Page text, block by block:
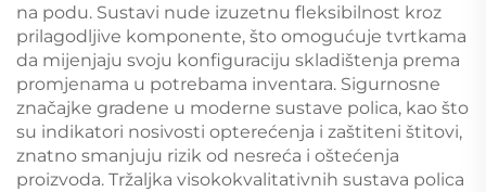
na podu. Sustavi nude izuzetnu fleksibilnost kroz
prilagodljive komponente, što omogućuje tvrtkama
da mijenjaju svoju konfiguraciju skladištenja prema
promjenama u potrebama inventara. Sigurnosne
značajke gradene u moderne sustave polica, kao što
su indikatori nosivosti opterećenja i zaštiteni štitovi,
znatno smanjuju rizik od nesreća i oštećenja
proizvoda. Tržaljka visokokvalitativnih sustava polica